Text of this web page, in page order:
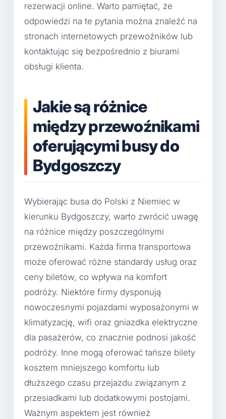
rezerwacji online. Warto pamiętać, że
odpowiedzi na te pytania można znaleźć na
stronach internetowych przewoźników lub
kontaktując się bezpośrednio z biurami
obsługi klienta.
Jakie są różnice
między przewoźnikami
oferującymi busy do
Bydgoszczy
Wybierając busa do Polski z Niemiec w
kierunku Bydgoszczy, warto zwrócić uwagę
na różnice między poszczególnymi
przewoźnikami. Każda firma transportowa
może oferować różne standardy usług oraz
ceny biletów, co wpływa na komfort
podróży. Niektóre firmy dysponują
nowoczesnymi pojazdami wyposażonymi w
klimatyzację, wifi oraz gniazdka elektryczne
dla pasażerów, co znacznie podnosi jakość
podróży. Inne mogą oferować tańsze bilety
kosztem mniejszego komfortu lub
dłuższego czasu przejazdu związanym z
przesiadkami lub dodatkowymi postojami.
Ważnym aspektem jest również